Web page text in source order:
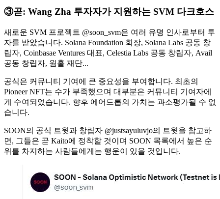
③곧: Wang Zha 투자자가 지원하는 SVM 다크호스
새로운 SVM 프로젝트 @soon_svm은 여러 유명 인사로부터 투
자를 받았습니다. Solana Foundation 회장, Solana Labs 공동 창
립자, Coinbasae Ventures 대표, Celestia Labs 공동 창립자, Avail
공동 창립자, 웜홀 재단...
공식은 커뮤니티 기여에 큰 중요성을 부여합니다. 최초의
Pioneer NFT는 수가 부족했으며 대부분은 커뮤니티 기여자에
게 수여되었습니다. 향후 에어드롭의 가치는 과소평가될 수 없
습니다.
SOON의 공식 트윗과 창립자 @justsayuluvjo의 트윗을 참고하
면, 그들은 곧 Kaito에 정착할 것이며 SOON 목록에서 높은 순
위를 차지하는 사람들에게는 행운이 있을 것입니다.